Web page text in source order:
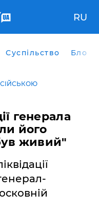
RU
Суспільство Блоги
генерала
його
живий"